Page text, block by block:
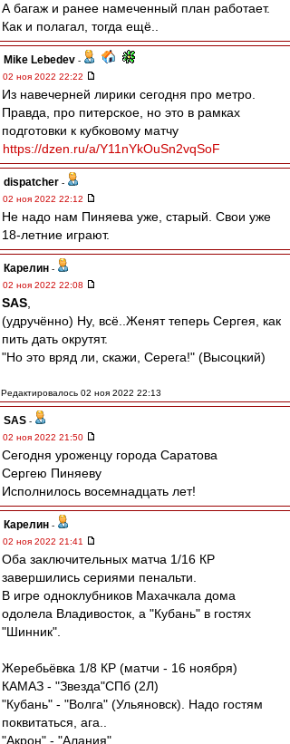
А багаж и ранее намеченный план работает.
Как и полагал, тогда ещё..
Mike Lebedev -
02 ноя 2022 22:22
Из навечерней лирики сегодня про метро.
Правда, про питерское, но это в рамках
подготовки к кубковому матчу
https://dzen.ru/a/Y11nYkOuSn2vqSoF
dispatcher -
02 ноя 2022 22:12
Не надо нам Пиняева уже, старый. Свои уже
18-летние играют.
Карелин -
02 ноя 2022 22:08
SAS
(удручённо) Ну, всё..Женят теперь Сергея, как
пить дать окрутят.
"Но это вряд ли, скажи, Серега!" (Высоцкий)
Редактировалось 02 ноя 2022 22:13
SAS -
02 ноя 2022 21:50
Сегодня уроженцу города Саратова
Сергею Пиняеву
Исполнилось восемнадцать лет!
Карелин -
02 ноя 2022 21:41
Оба заключительных матча 1/16 КР
завершились сериями пенальти.
В игре одноклубников Махачкала дома
одолела Владивосток, а "Кубань" в гостях
"Шинник".
Жеребьёвка 1/8 КР (матчи - 16 ноября)
КАМАЗ - "Звезда"СПб (2Л)
"Кубань" - "Волга" (Ульяновск). Надо гостям
поквитаться, ага..
"Акрон" - "Алания"